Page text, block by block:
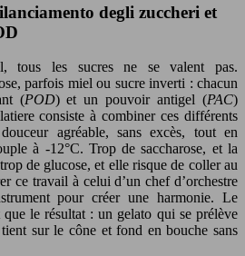
degli zuccheri et
tous les sucres ne se valent pas.
parfois miel ou sucre inverti : chacun
(POD) et un pouvoir antigel (PAC)
consiste à combiner ces différents
agréable, sans excès, tout en
à -12°C. Trop de saccharose, et la
de glucose, et elle risque de coller au
ce travail à celui d’un chef d’orchestre
pour créer une harmonie. Le
le résultat : un gelato qui se prélève
sur le cône et fond en bouche sans